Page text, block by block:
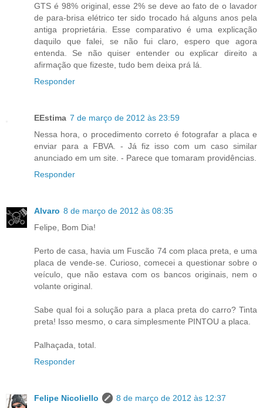
GTS é 98% original, esse 2% se deve ao fato de o lavador
de para-brisa elétrico ter sido trocado há alguns anos pela
antiga proprietária. Esse comparativo é uma explicação
daquilo que falei, se não fui claro, espero que agora
entenda. Se não quiser entender ou explicar direito a
afirmação que fizeste, tudo bem deixa prá lá.
Responder
EEstima 7 de março de 2012 às 23:59
Nessa hora, o procedimento correto é fotografar a placa e
enviar para a FBVA. - Já fiz isso com um caso similar
anunciado em um site. - Parece que tomaram providências.
Responder
Alvaro 8 de março de 2012 às 08:35
Felipe, Bom Dia!
Perto de casa, havia um Fuscão 74 com placa preta, e uma
placa de vende-se. Curioso, comecei a questionar sobre o
veículo, que não estava com os bancos originais, nem o
volante original.
Sabe qual foi a solução para a placa preta do carro? Tinta
preta! Isso mesmo, o cara simplesmente PINTOU a placa.
Palhaçada, total.
Responder
Felipe Nicoliello 8 de março de 2012 às 12:37